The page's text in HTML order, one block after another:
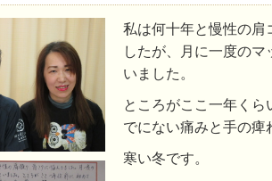
私は何十年と慢性の肩
したが、月に一度の
いました。
ところがここ一年くら
でにない痛みと手の痺
寒い冬です。